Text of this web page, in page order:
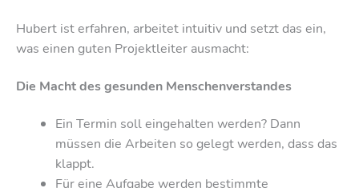
Hubert ist erfahren, arbeitet intuitiv und setzt das ein,
was einen guten Projektleiter ausmacht:
Die Macht des gesunden Menschenverstandes
Ein Termin soll eingehalten werden? Dann
müssen die Arbeiten so gelegt werden, dass das
klappt.
Für eine Aufgabe werden bestimmte